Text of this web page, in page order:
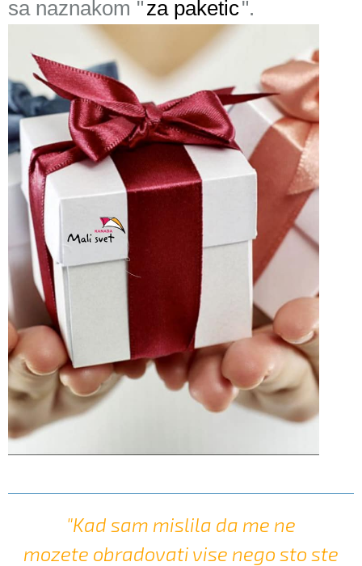
sa naznakom "za paketic".
"Kad sam mislila da me ne
mozete obradovati vise nego sto ste